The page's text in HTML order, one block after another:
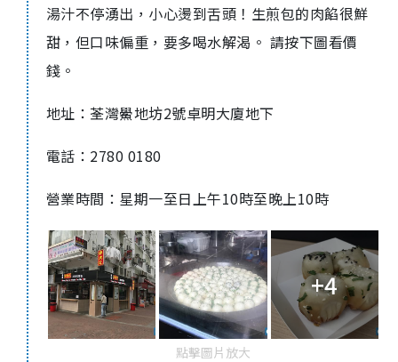
湯汁不停湧出，小心燙到舌頭！生煎包的肉餡很鮮
甜，但口味偏重，要多喝水解渴。 請按下圖看價
錢。
地址：荃灣鱟地坊2號卓明大廈地下
電話：2780 0180
營業時間：星期一至日上午10時至晚上10時
+4
點擊圖片放大